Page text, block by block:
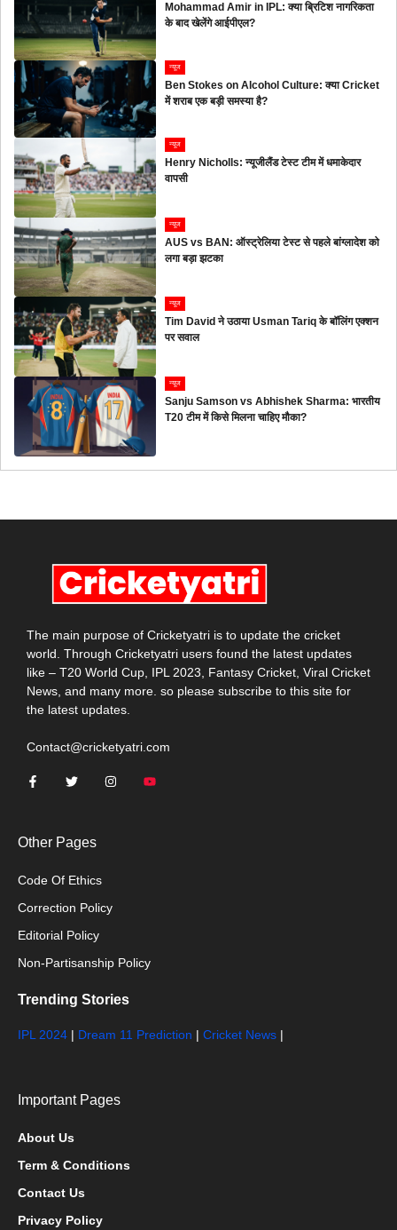
Mohammad Amir in IPL: क्या ब्रिटिश नागरिकता
के बाद खेलेंगे आईपीएल?
न्यूज
Ben Stokes on Alcohol Culture: क्या Cricket
में शराब एक बड़ी समस्या है?
न्यूज
Henry Nicholls: न्यूजीलैंड टेस्ट टीम में धमाकेदार
वापसी
न्यूज
AUS vs BAN: ऑस्ट्रेलिया टेस्ट से पहले बांग्लादेश को
लगा बड़ा झटका
न्यूज
Tim David ने उठाया Usman Tariq के बॉलिंग एक्शन
पर सवाल
न्यूज
Sanju Samson vs Abhishek Sharma: भारतीय
T20 टीम में किसे मिलना चाहिए मौका?
The main purpose of Cricketyatri is to update the cricket
world. Through Cricketyatri users found the latest updates
like – T20 World Cup, IPL 2023, Fantasy Cricket, Viral Cricket
News, and many more. so please subscribe to this site for
the latest updates.
Contact@cricketyatri.com
Other Pages
Code Of Ethics
Correction Policy
Editorial Policy
Non-Partisanship Policy
Trending Stories
IPL 2024 | Dream 11 Prediction | Cricket News |
Important Pages
About Us
Term & Conditions
Contact Us
Privacy Policy